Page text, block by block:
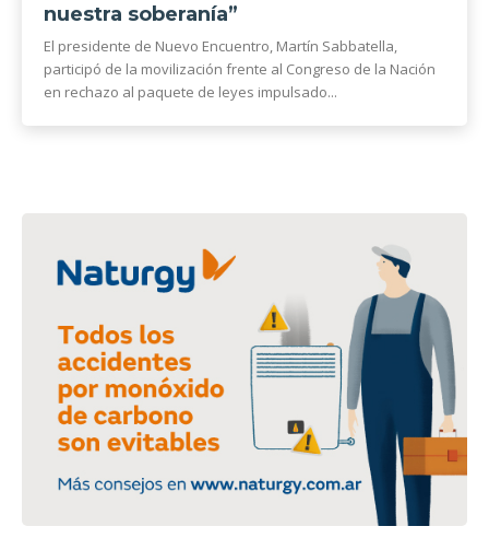
nuestra soberanía”
El presidente de Nuevo Encuentro, Martín Sabbatella,
participó de la movilización frente al Congreso de la Nación
en rechazo al paquete de leyes impulsado...